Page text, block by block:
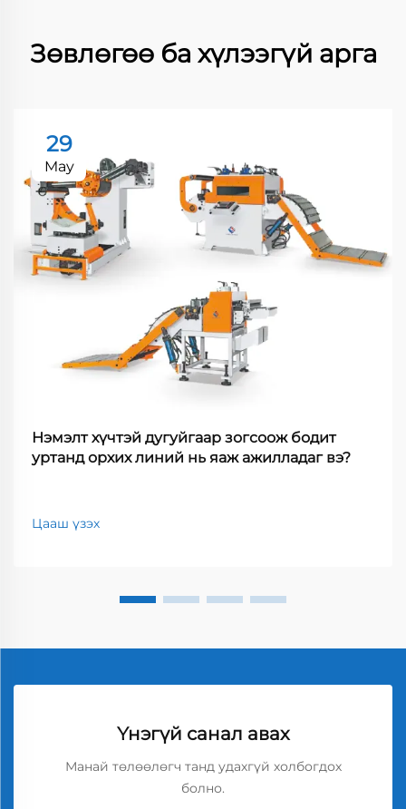
Зөвлөгөө ба хүлээгүй арга
29
May
Нэмэлт хүчтэй дугуйгаар зогсоож бодит
уртанд орхих линий нь яаж ажилладаг вэ?
Цааш үзэх
Үнэгүй санал авах
Манай төлөөлөгч танд удахгүй холбогдох
болно.